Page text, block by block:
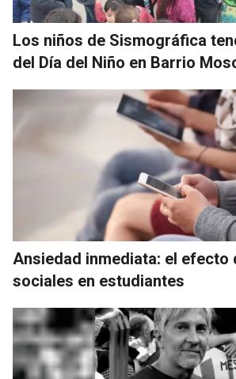
Los niños de Sismográfica
del Día del Niño en Barrio
Ansiedad inmediata: el efecto
sociales en estudiantes